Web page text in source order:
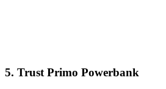
5. Trust Primo Powerbank